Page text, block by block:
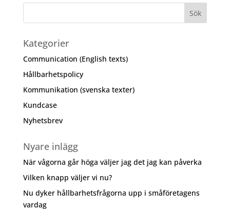
Kategorier
Communication (English texts)
Hållbarhetspolicy
Kommunikation (svenska texter)
Kundcase
Nyhetsbrev
Nyare inlägg
När vågorna går höga väljer jag det jag kan påverka
Vilken knapp väljer vi nu?
Nu dyker hållbarhetsfrågorna upp i småföretagens
vardag